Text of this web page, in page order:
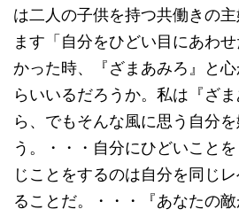
は二人の子供を持つ共働きの
ます「自分をひどい目にあわ
かった時、『ざまあみろ』と
らいいるだろうか。私は『ざ
ら、でもそんな風に思う自分
う。・・・自分にひどいこと
じことをするのは自分を同じ
ることだ。・・・『あなたの